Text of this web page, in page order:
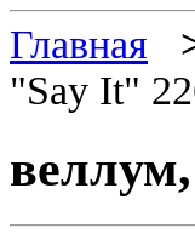
Главная
"Say It"